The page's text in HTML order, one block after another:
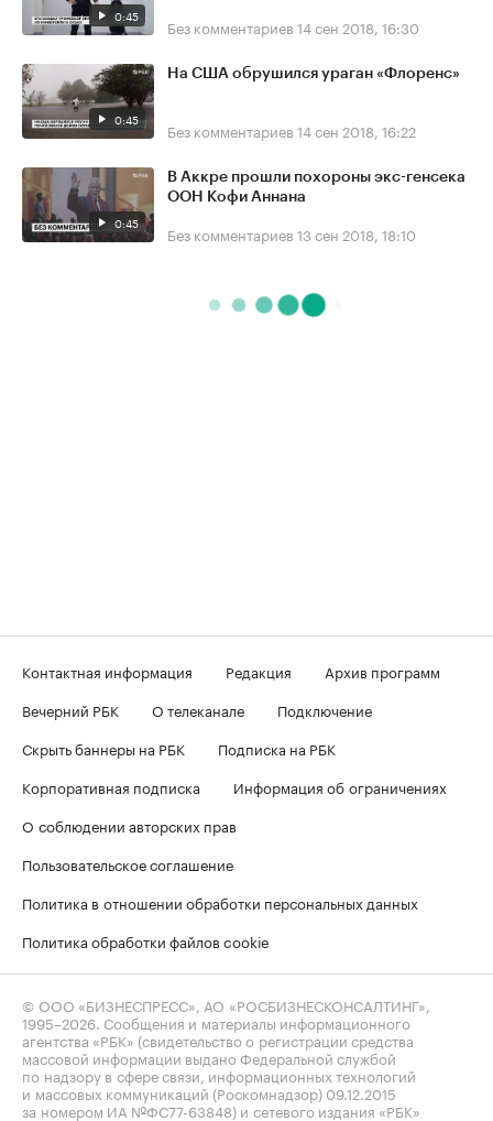
0:45 Без комментариев 14 сен 2018, 16:30
0:45
На США обрушился ураган «Флоренс»
Без комментариев 14 сен 2018, 16:22
0:45
В Аккре прошли похороны экс-генсека
ООН Кофи Аннана
Без комментариев 13 сен 2018, 18:10
Контактная информация Редакция
Архив программ
Вечерний РБК
О телеканале
Подключение
Скрыть баннеры на РБК
Подписка на РБК
Корпоративная подписка
Информация об ограничениях
О соблюдении авторских прав
Пользовательское соглашение
Политика в отношении обработки персональных данных
Политика обработки файлов cookie
© ООО «БИЗНЕСПРЕСС», АО «РОСБИЗНЕСКОНСАЛТИНГ»,
1995–2026 . Сообщения и материалы информационного
агентства «РБК» (свидетельство о регистрации средства
массовой информации выдано Федеральной службой
по надзору в сфере связи, информационных технологий
и массовых коммуникаций (Роскомнадзор) 09.12.2015
за номером ИА №ФС77-63848) и сетевого издания «РБК»